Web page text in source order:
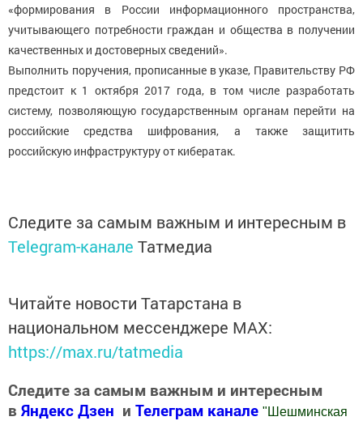
«формирования в России информационного пространства,
учитывающего потребности граждан и общества в получении
качественных и достоверных сведений».
Выполнить поручения, прописанные в указе, Правительству РФ
предстоит к 1 октября 2017 года, в том числе разработать
систему, позволяющую государственным органам перейти на
российские средства шифрования, а также защитить
российскую инфраструктуру от кибератак.
Следите за самым важным и интересным в
Telegram-канале Татмедиа
Читайте новости Татарстана в
национальном мессенджере MАХ:
https://max.ru/tatmedia
Следите за самым важным и интересным
в Яндекс Дзен и Телеграм канале " Шешминская